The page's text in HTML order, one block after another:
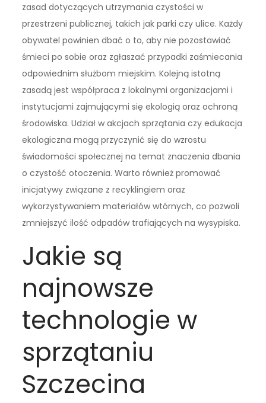
zasad dotyczących utrzymania czystości w
przestrzeni publicznej, takich jak parki czy ulice. Każdy
obywatel powinien dbać o to, aby nie pozostawiać
śmieci po sobie oraz zgłaszać przypadki zaśmiecania
odpowiednim służbom miejskim. Kolejną istotną
zasadą jest współpraca z lokalnymi organizacjami i
instytucjami zajmującymi się ekologią oraz ochroną
środowiska. Udział w akcjach sprzątania czy edukacja
ekologiczna mogą przyczynić się do wzrostu
świadomości społecznej na temat znaczenia dbania
o czystość otoczenia. Warto również promować
inicjatywy związane z recyklingiem oraz
wykorzystywaniem materiałów wtórnych, co pozwoli
zmniejszyć ilość odpadów trafiających na wysypiska.
Jakie są
najnowsze
technologie w
sprzątaniu
Szczecina